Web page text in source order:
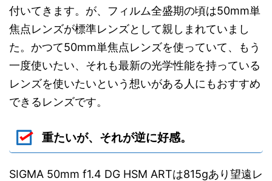
付いてきます。が、フィルム全盛期の頃は50mm単
焦点レンズが標準レンズとして親しまれていまし
た。かつて50mm単焦点レンズを使っていて、もう
一度使いたい、それも最新の光学性能を持っている
レンズを使いたいという想いがある人にもおすすめ
できるレンズです。
重たいが、それが逆に好感。
SIGMA 50mm f1.4 DG HSM ARTは815gあり望遠レ